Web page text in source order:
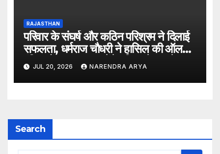
RAJASTHAN
परिवार के संघर्ष और कठिन परिश्रम ने दिलाई
सफलता, धर्मराज चौधरी ने हासिल की ऑल
इंडिया रैंक 6400, बनेंगे परिवार के पहले
डॉक्टर
JUL 20, 2026 NARENDRA ARYA
Search